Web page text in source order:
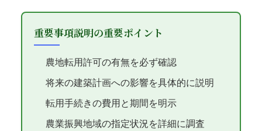
重要事項説明の重要ポイント
農地転用許可の有無を必ず確認
将来の建築計画への影響を具体的に説明
転用手続きの費用と期間を明示
農業振興地域の指定状況を詳細に調査